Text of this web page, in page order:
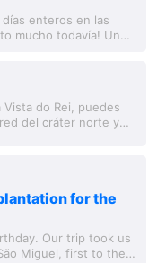
días enteros en las
mucho todavía! Un
do Rei, puedes
del cráter norte y
for the
Our trip took us
Miguel, first to the